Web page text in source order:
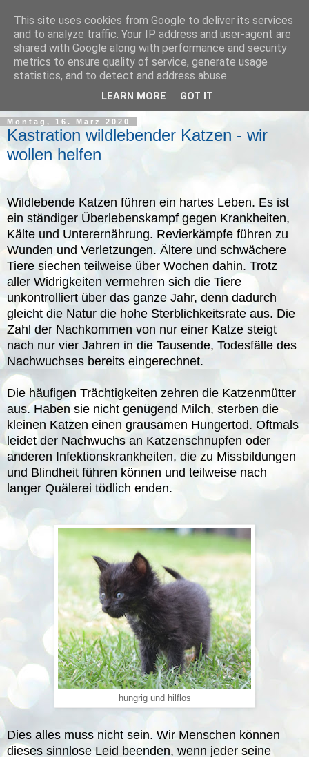
Montag, 16. März 2020
Kastration wildlebender Katzen - wir
wollen helfen
Wildlebende Katzen führen ein hartes Leben. Es ist
ein ständiger Überlebenskampf gegen Krankheiten,
Kälte und Unterernährung. Revierkämpfe führen zu
Wunden und Verletzungen. Ältere und schwächere
Tiere siechen teilweise über Wochen dahin. Trotz
aller Widrigkeiten vermehren sich die Tiere
unkontrolliert über das ganze Jahr, denn dadurch
gleicht die Natur die hohe Sterblichkeitsrate aus. Die
Zahl der Nachkommen von nur einer Katze steigt
nach nur vier Jahren in die Tausende, Todesfälle des
Nachwuchses bereits eingerechnet.
Die häufigen Trächtigkeiten zehren die Katzenmütter
aus. Haben sie nicht genügend Milch, sterben die
kleinen Katzen einen grausamen Hungertod. Oftmals
leidet der Nachwuchs an Katzenschnupfen oder
anderen Infektionskrankheiten, die zu Missbildungen
und Blindheit führen können und teilweise nach
langer Quälerei tödlich enden.
hungrig und hilflos
Dies alles muss nicht sein. Wir Menschen können
dieses sinnlose Leid beenden, wenn jeder seine
This site uses cookies from Google to deliver its services
and to analyze traffic. Your IP address and user-agent are
shared with Google along with performance and security
metrics to ensure quality of service, generate usage
statistics, and to detect and address abuse.
LEARN MORE GOT IT